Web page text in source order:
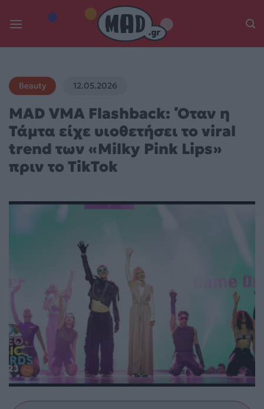
Beauty 12.05.2026
MAD VMA Flashback: ΄Όταν η
Τάμτα είχε υιοθετήσει το viral
trend των «Milky Pink Lips»
πριν το TikTok